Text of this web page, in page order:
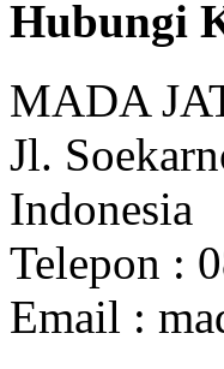
Hubungi
MADA
Jl.
Indonesia
Telepon :
Email :